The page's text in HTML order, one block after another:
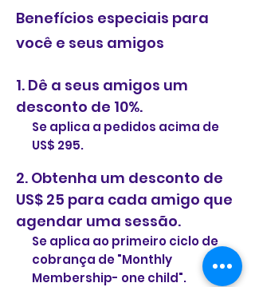
Benefícios especiais para
você e seus amigos
Dê a seus amigos um
desconto de 10%.
Se aplica a pedidos acima de
US$ 295.
Obtenha um desconto de
US$ 25 para cada amigo que
agendar uma sessão.
Se aplica ao primeiro ciclo de
cobrança de "Monthly
Membership- one child".